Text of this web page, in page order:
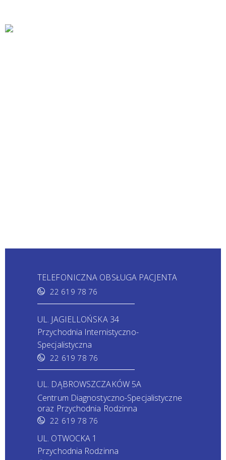
TELEFONICZNA OBSŁUGA PACJENTA
22 619 78 76
UL. JAGIELLOŃSKA 34
Przychodnia Internistyczno-
Specjalistyczna
22 619 78 76
UL. DĄBROWSZCZAKÓW 5A
Centrum Diagnostyczno-Specjalistyczne
oraz Przychodnia Rodzinna
22 619 78 76
UL. OTWOCKA 1
Przychodnia Rodzinna